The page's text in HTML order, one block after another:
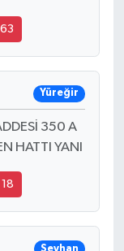
Yüreğir
350 A
HATTI YANI
Seyhan